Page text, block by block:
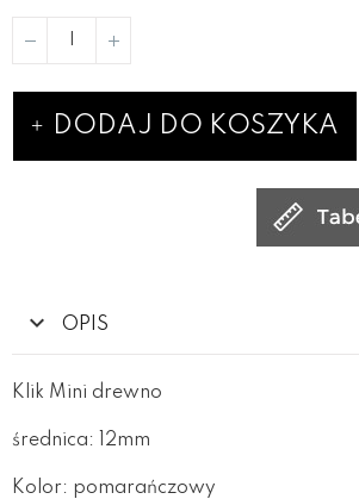
DODAJ DO KOSZYKA
OPIS
Klik Mini drewno
średnica: 12mm
Kolor: pomarańczowy